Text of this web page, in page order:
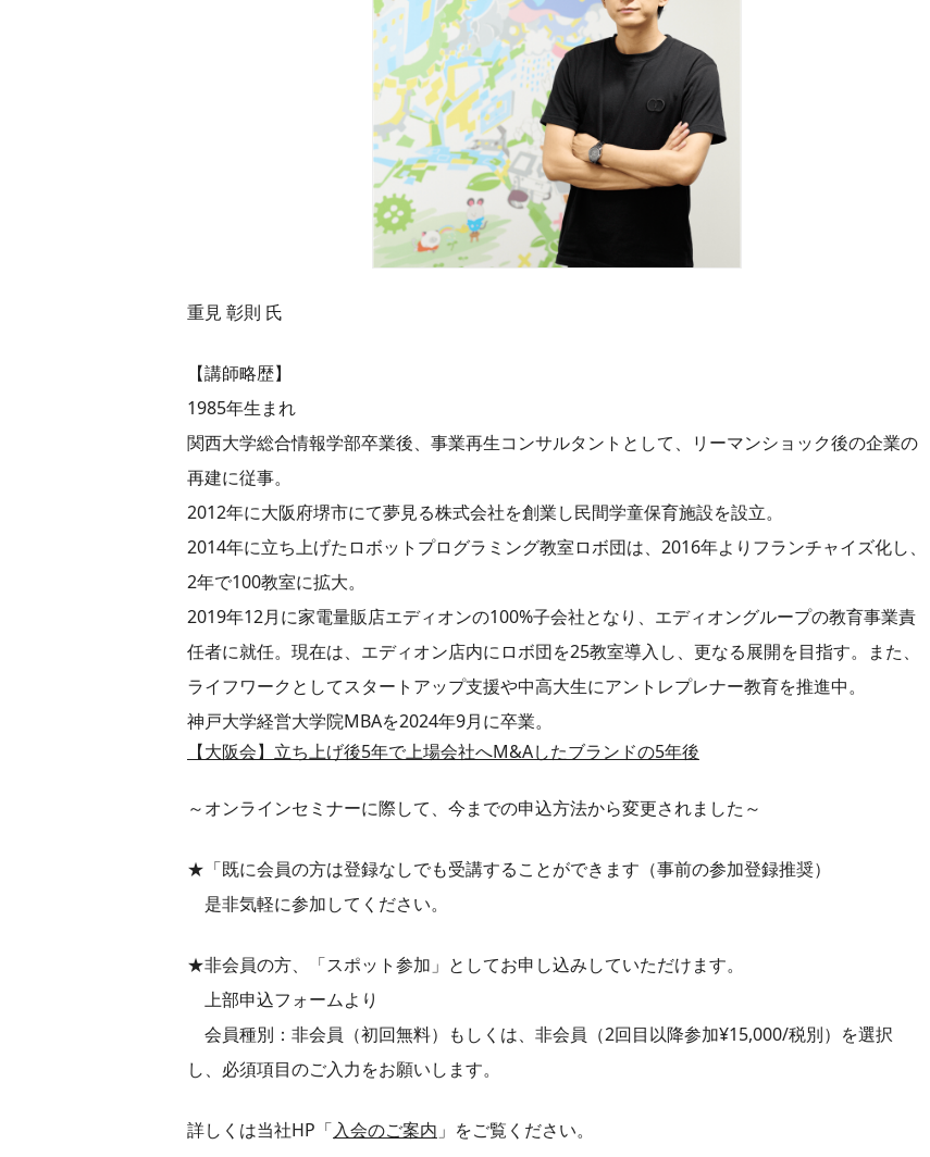
重見 彰則 氏
【講師略歴】
1985年生まれ
関西大学総合情報学部卒業後、事業再生コンサルタントとして、リーマンショック後の企業の
再建に従事。
2012年に大阪府堺市にて夢見る株式会社を創業し民間学童保育施設を設立。
2014年に立ち上げたロボットプログラミング教室ロボ団は、2016年よりフランチャイズ化し、
2年で100教室に拡大。
2019年12月に家電量販店エディオンの100%子会社となり、エディオングループの教育事業責
任者に就任。現在は、エディオン店内にロボ団を25教室導入し、更なる展開を目指す。また、
ライフワークとしてスタートアップ支援や中高大生にアントレプレナー教育を推進中。
神戸大学経営大学院MBAを2024年9月に卒業。
【大阪会】立ち上げ後5年で上場会社へM&Aしたブランドの5年後
～オンラインセミナーに際して、今までの申込方法から変更されました～
★「既に会員の方は登録なしでも受講することができます（事前の参加登録推奨）
是非気軽に参加してください。
★非会員の方、「スポット参加」としてお申し込みしていただけます。
上部申込フォームより
会員種別：非会員（初回無料）もしくは、非会員（2回目以降参加¥15,000/税別）を選択
し、必須項目のご入力をお願いします。
詳しくは当社HP「入会のご案内 」をご覧ください。